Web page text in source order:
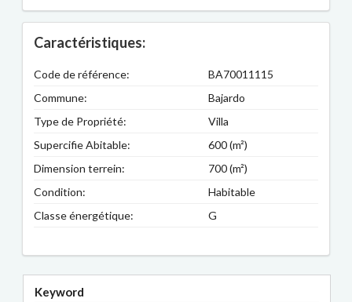
Caractéristiques:
Code de référence:
BA70011115
Commune:
Bajardo
Type de Propriété:
Villa
Supercifie Abitable:
600 (m²)
Dimension terrein:
700 (m²)
Condition:
Habitable
Classe énergétique:
G
Keyword